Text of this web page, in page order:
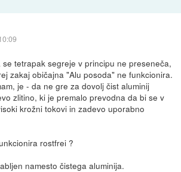
se tetrapak segreje v principu ne preseneča,
zakaj običajna "Alu posoda" ne funkcionira.
je - da ne gre za dovolj čist aluminij
zlitino, ki je premalo prevodna da bi se v
krožni tokovi in zadevo uporabno
rostfrei ?
namesto čistega aluminija.